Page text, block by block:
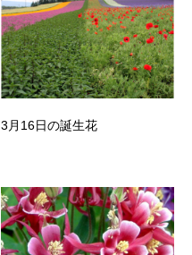
3月16日の誕生花